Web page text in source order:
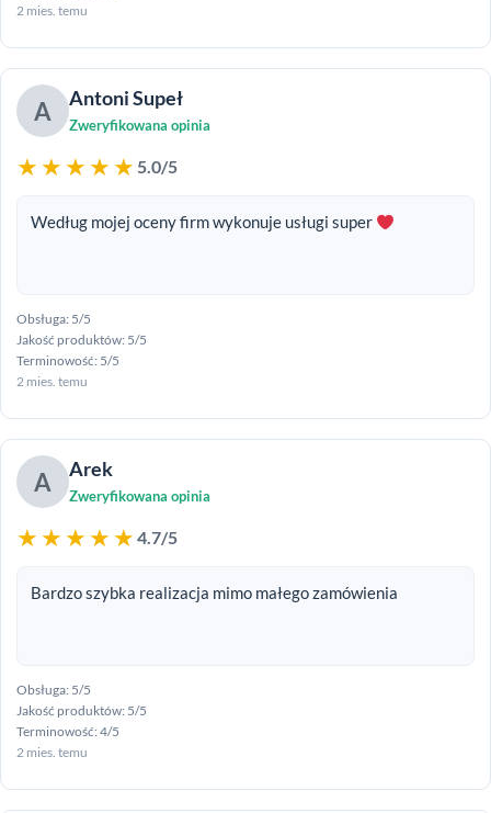
2 mies. temu
A Antoni Supeł
Zweryfikowana opinia
★★★★★ 5.0/5
Według mojej oceny firm wykonuje usługi super
Obsługa: 5/5
Jakość produktów: 5/5
Terminowość: 5/5
2 mies. temu
A Arek
Zweryfikowana opinia
★★★★★ 4.7/5
Bardzo szybka realizacja mimo małego zamówienia
Obsługa: 5/5
Jakość produktów: 5/5
Terminowość: 4/5
2 mies. temu